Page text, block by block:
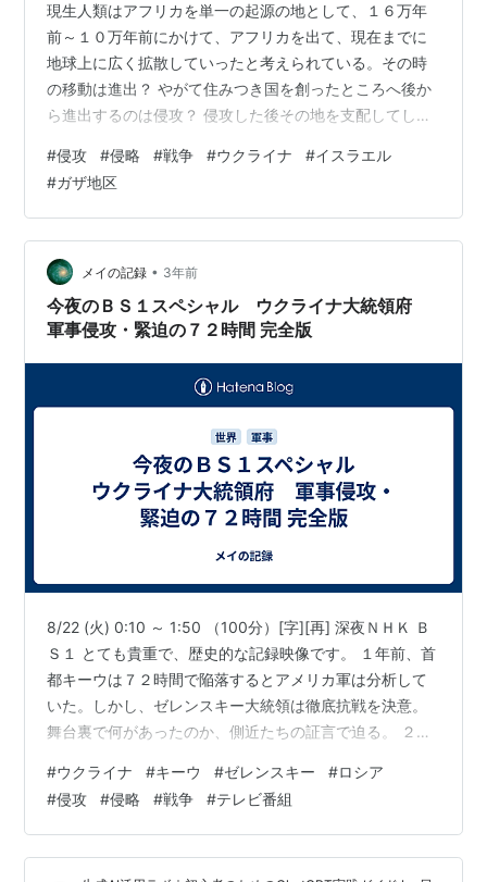
現生人類はアフリカを単一の起源の地として、１６万年
前～１０万年前にかけて、アフリカを出て、現在までに
地球上に広く拡散していったと考えられている。その時
の移動は進出？ やがて住みつき国を創ったところへ後か
ら進出するのは侵攻？ 侵攻した後その地を支配してしま
れは戦争？そう考えると人類の歴史は戦争の歴史？先進
国でも先住民との関係が議論にはなるものの未だ不可解
なままだ 日本で先住民の土地へ進出したのは侵攻？ 先住
民との関係は全く問題はないのか？
#侵攻 #侵略 #戦争 #ウクライナ #イスラエル
#ガザ地区
メイの記録 • 3年前
今夜のＢＳ１スペシャル ウクライナ大統領府
軍事侵攻・緊迫の７２時間 完全版
8/22 (火) 0:10 ～ 1:50 （100分）[字][再] 深夜ＮＨＫ Ｂ
Ｓ１ とても貴重で、歴史的な記録映像です。 １年前、首
都キーウは７２時間で陥落するとアメリカ軍は分析して
いた。しかし、ゼレンスキー大統領は徹底抗戦を決意。
舞台裏で何があったのか、側近たちの証言で迫る。 ２０
った。欧米諸国は７２時間でキーウは陥落すると、ゼレ
ンスキー大統領に脱出用ヘリコプターを用意した。しか
し、ゼレンスキー大統領はこれを拒否。翌２５日「我々
はキーウにいる、独立を守るために戦う」と世界に向け
#ウクライナ #キーウ #ゼレンスキー #ロシア
#侵攻 #侵略 #戦争 #テレビ番組